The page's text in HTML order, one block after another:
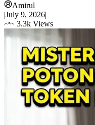
Amirul
|July 9, 2026|
~ 3.3k Views